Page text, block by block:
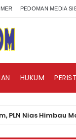
PEDOMAN MEDIA
HUKUM
Himbau